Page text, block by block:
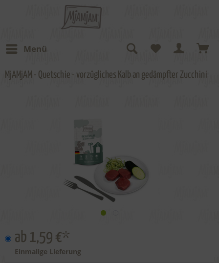
Menü
MjAMjAM - Quetschie - vorzügliches Kalb an gedämpfter Zucchini
ab 1,59 €*
Einmalige Lieferung